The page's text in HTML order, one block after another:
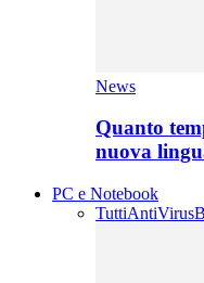
News
Quanto
nuova
PC e Notebook
TuttiAntiVirus